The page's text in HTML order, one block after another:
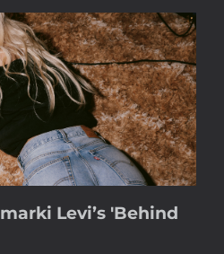
Levi’s 'Behind